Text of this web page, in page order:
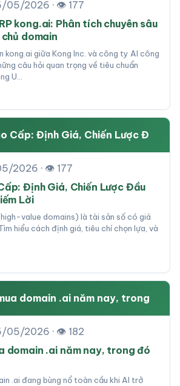
05/2026 · 👁 177
kong.ai: Phân tích chuyên sâu
domain
kong.ai giữa Kong Inc. và công ty AI công
câu hỏi quan trọng về tiêu chuẩn
U…
Cấp: Định Giá, Chiến Lược Đ
2026 · 👁 177
Định Giá, Chiến Lược Đầu
Lời
value domains) là tài sản số có giá
hiểu cách định giá, tiêu chí chọn lựa, và
domain .ai năm nay, trong
05/2026 · 👁 182
domain .ai năm nay, trong đó
.ai đang bùng nổ toàn cầu khi AI trở